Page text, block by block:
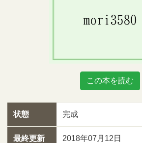
この本を読む
状態 完成
最終更新
2018年07月12日